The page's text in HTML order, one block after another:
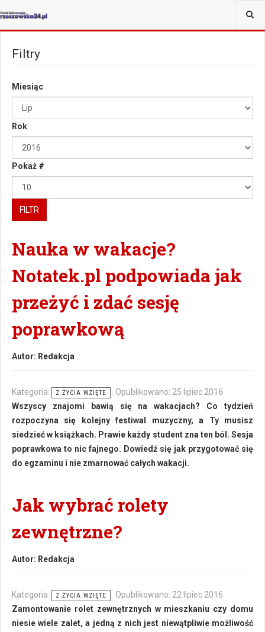
JESTEŚ TUTAJ:
Filtry
Miesiąc
Rok
Pokaż #
FILTR
Nauka w wakacje?
Notatek.pl podpowiada jak
przeżyć i zdać sesję
poprawkową
Autor: Redakcja
Kategoria: Z ŻYCIA WZIĘTE
Opublikowano: 25 lipiec 2016
Wszyscy znajomi bawią się na wakacjach? Co tydzień
rozpoczyna się kolejny festiwal muzyczny, a Ty musisz
siedzieć w książkach. Prawie każdy student zna ten ból. Sesja
poprawkowa to nic fajnego. Dowiedź się jak przygotować się
do egzaminu i nie zmarnować całych wakacji.
Jak wybrać rolety
zewnętrzne?
Autor: Redakcja
Kategoria: Z ŻYCIA WZIĘTE
Opublikowano: 22 lipiec 2016
Zamontowanie rolet zewnętrznych w mieszkaniu czy domu
niesie wiele zalet, a jedną z nich jest niewątpliwie możliwość